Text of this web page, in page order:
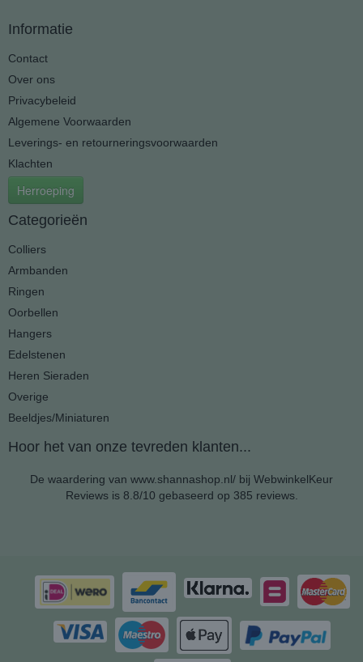
Informatie
Contact
Over ons
Privacybeleid
Algemene Voorwaarden
Leverings- en retourneringsvoorwaarden
Klachten
Herroeping
Categorieën
Colliers
Armbanden
Ringen
Oorbellen
Hangers
Edelstenen
Heren Sieraden
Overige
Beeldjes/Miniaturen
Hoor het van onze tevreden klanten...
De waardering van www.shannashop.nl/ bij WebwinkelKeur
Reviewsis 8.8/10 gebaseerd op 385 reviews.